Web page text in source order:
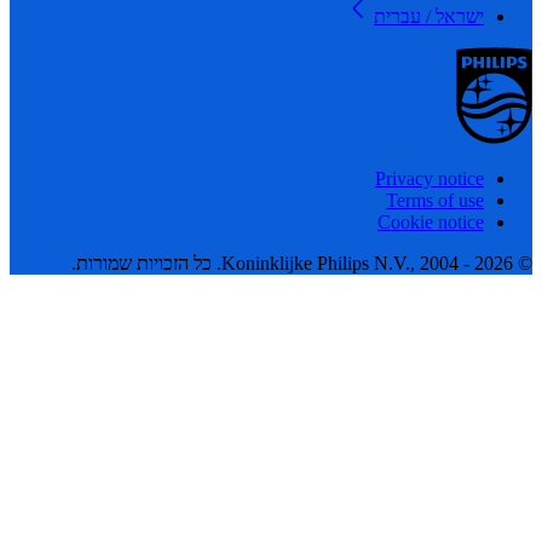
ישראל / עברית
Privacy notice
Terms of use
Cookie notice